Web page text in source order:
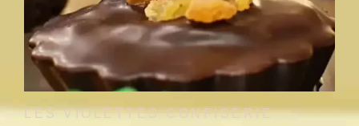
LES VIOLETTES CONFISERIE